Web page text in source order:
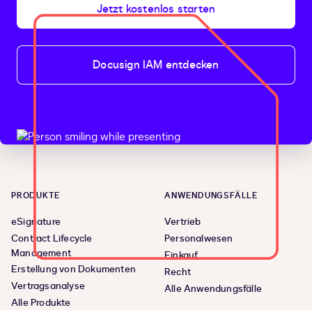
Jetzt kostenlos starten
Docusign IAM entdecken
PRODUKTE
eSignature
Contract Lifecycle
Management
Erstellung von Dokumenten
Vertragsanalyse
Alle Produkte
ANWENDUNGSFÄLLE
Vertrieb
Personalwesen
Einkauf
Recht
Alle Anwendungsfälle